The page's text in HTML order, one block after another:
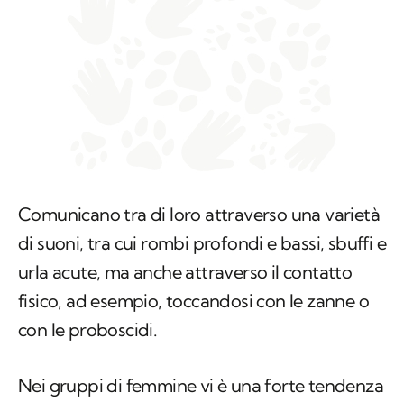
Comunicano tra di loro attraverso una varietà
di suoni, tra cui rombi profondi e bassi, sbuffi e
urla acute, ma anche attraverso il contatto
fisico, ad esempio, toccandosi con le zanne o
con le proboscidi.
Nei gruppi di femmine vi è una forte tendenza